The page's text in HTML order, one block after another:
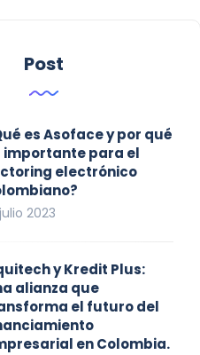
Post
es Asoface y por qué
importante para el
electrónico
2023
y Kredit Plus:
alianza que
el futuro del
en Colombia.